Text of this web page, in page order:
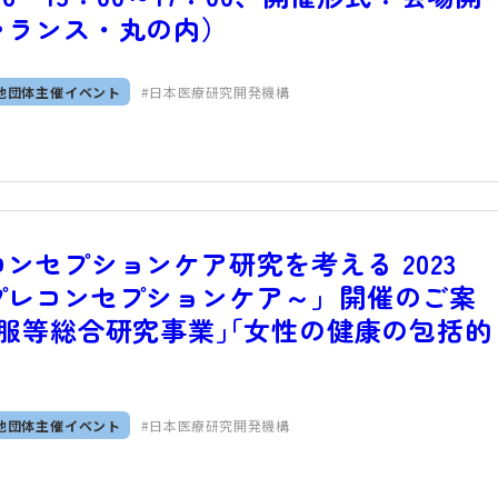
ンス・丸の内）
団体主催イベント 日本医療研究開発機構
セプションケア研究を考える 2023
コンセプションケア～」開催のご案
等総合研究事業｣｢女性の健康の包括的
団体主催イベント 日本医療研究開発機構